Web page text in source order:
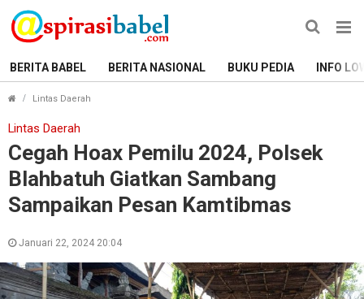
BERITA BABEL BERITA NASIONAL BUKU PEDIA INFO
Lintas Daerah
Lintas Daerah
Cegah Hoax Pemilu 2024, Polsek
Blahbatuh Giatkan Sambang
Sampaikan Pesan Kamtibmas
Januari 22, 2024 20:04